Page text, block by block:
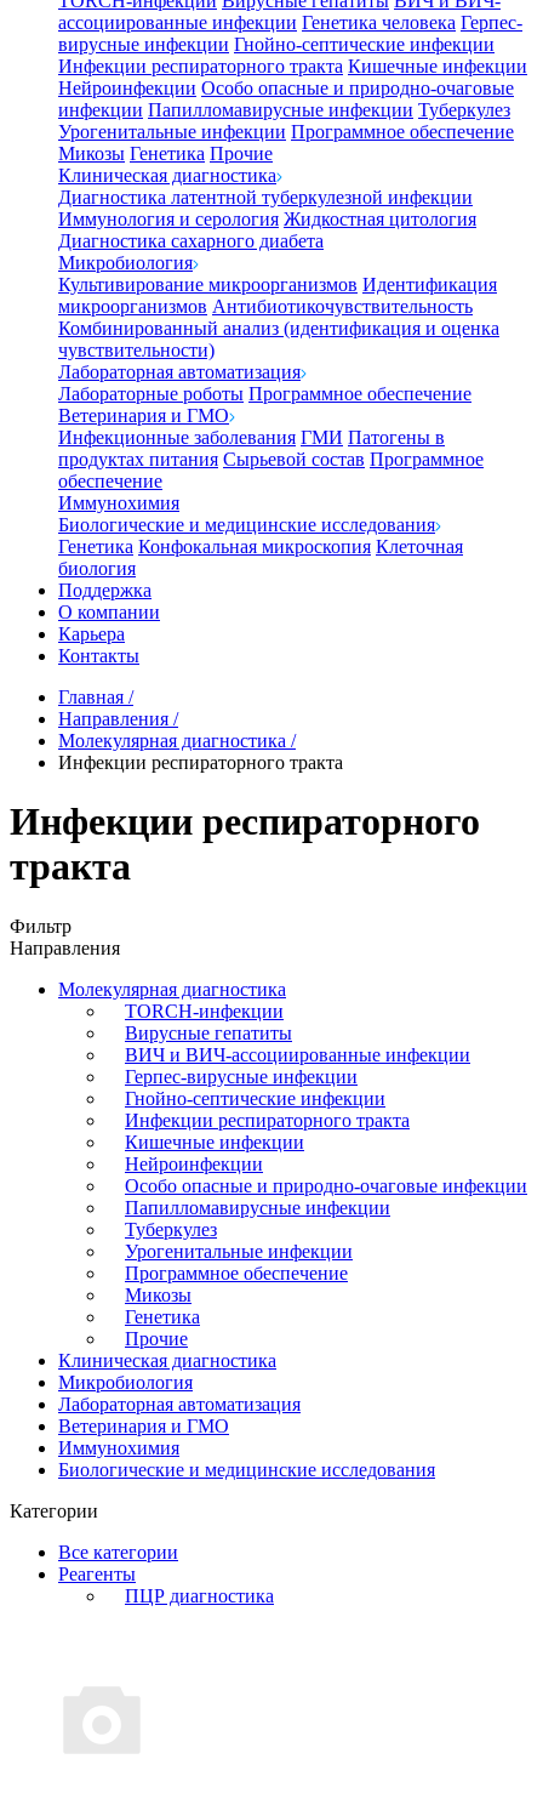
ассоциированные инфекции Генетика человека Герпес-
вирусные инфекции Гнойно-септические инфекции
Инфекции респираторного тракта Кишечные инфекции
Нейроинфекции Особо опасные и природно-очаговые
инфекции Папилломавирусные инфекции Туберкулез
Урогенитальные инфекции Программное обеспечение
Микозы Генетика Прочие
Клиническая диагностика
Диагностика латентной туберкулезной инфекции
Иммунология и серология Жидкостная цитология
Диагностика сахарного диабета
Микробиология
Культивирование микроорганизмов Идентификация
микроорганизмов Антибиотикочувствительность
Комбинированный анализ (идентификация и оценка
чувствительности)
Лабораторная автоматизация
Лабораторные роботы Программное обеспечение
Ветеринария и ГМО
Инфекционные заболевания ГМИ Патогены в
продуктах питания Сырьевой состав Программное
обеспечение
Иммунохимия
Биологические и медицинские исследования
Генетика Конфокальная микроскопия Клеточная
биология
Поддержка
О компании
Карьера
Контакты
Главная /
Направления /
Молекулярная диагностика /
Инфекции респираторного тракта
Инфекции респираторного
тракта
Фильтр
Направления
Молекулярная диагностика
TORCH-инфекции
Вирусные гепатиты
ВИЧ и ВИЧ-ассоциированные инфекции
Герпес-вирусные инфекции
Гнойно-септические инфекции
Инфекции респираторного тракта
Кишечные инфекции
Нейроинфекции
Особо опасные и природно-очаговые инфекции
Папилломавирусные инфекции
Туберкулез
Урогенитальные инфекции
Программное обеспечение
Микозы
Генетика
Прочие
Клиническая диагностика
Микробиология
Лабораторная автоматизация
Ветеринария и ГМО
Иммунохимия
Биологические и медицинские исследования
Категории
Все категории
Реагенты
ПЦР диагностика